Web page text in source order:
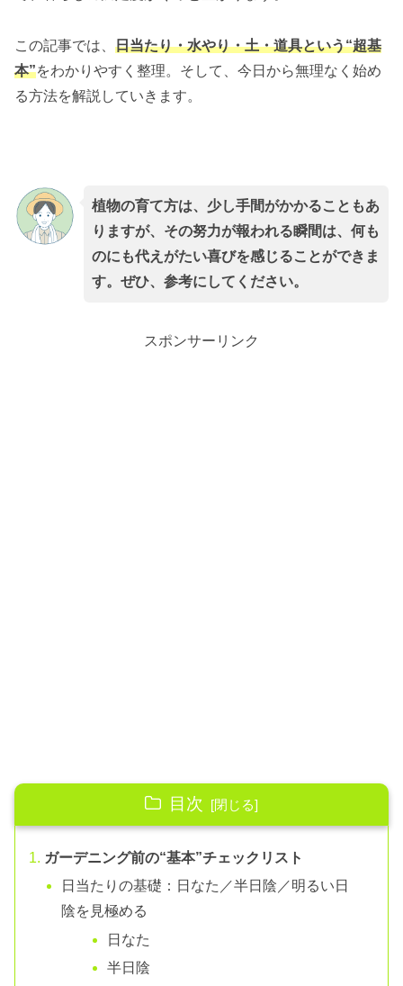
この記事では、 日当たり・水やり・土・道具という“超基
本”をわかりやすく整理。そして、今日から無理なく始め
る方法を解説していきます。
植物の育て方は、少し手間がかかることもあ
りますが、その努力が報われる瞬間は、何も
のにも代えがたい喜びを感じることができま
す。ぜひ、参考にしてください。
スポンサーリンク
目次
ガーデニング前の“基本”チェックリスト
日当たりの基礎：日なた／半日陰／明るい日
陰を見極める
日なた
半日陰